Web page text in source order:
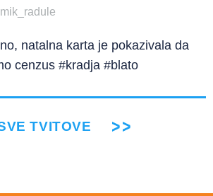
natalna karta je pokazivala da
cenzus #kradja #blato
TVITOVE